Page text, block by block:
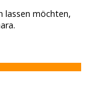
lassen möchten,